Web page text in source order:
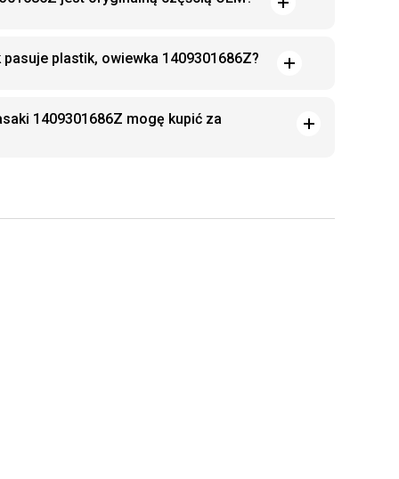
plastik, owiewka 1409301686Z?
1409301686Z mogę kupić za